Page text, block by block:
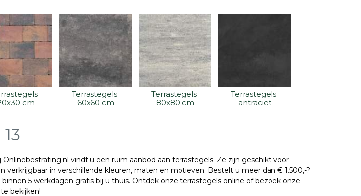
cm
Terrastegels
60x60 cm
Terrastegels
80x80 cm
Terrastegels
antraciet
Onlinebestrating.nl vindt u een ruim aanbod aan terrastegels. Ze zijn geschikt voor
verkrijgbaar in verschillende kleuren, maten en motieven. Bestelt u meer dan € 1.500,-?
5 werkdagen gratis bij u thuis. Ontdek onze terrastegels online of bezoek onze
bekijken!